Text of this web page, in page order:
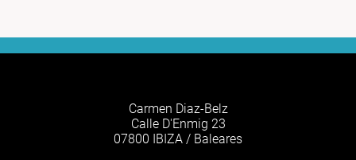
Carmen Diaz-Belz
Calle D'Enmig 23
07800 IBIZA / Baleares